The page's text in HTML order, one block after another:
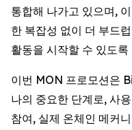
통합해 나가고 있으며,
한 복잡성 없이 더 부드
활동을 시작할 수 있도록
이번 MON 프로모션은
나의 중요한 단계로, 사
참여, 실제 온체인 메커